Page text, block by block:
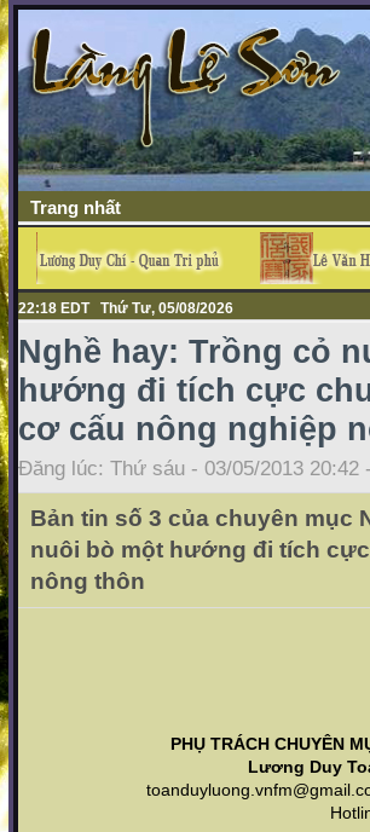
Trang nhất
22:18 EDT Thứ Tư, 05/08/2026
Nghề hay: Trồng cỏ
hướng đi tích cực
cơ cấu nông nghiệp
Đăng lúc: Thứ sáu - 03/05/2013
Bản tin số 3 của chuyên mục
nuôi bò một hướng đi tích
nông thôn
PHỤ TRÁCH CHUYÊN
Lương Duy